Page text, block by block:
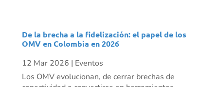
De la brecha a la fidelización: el papel de los
OMV en Colombia en 2026
12 Mar 2026 | Eventos
Los OMV evolucionan, de cerrar brechas de